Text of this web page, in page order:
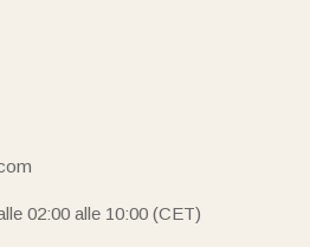
02:00 alle 10:00 (CET)